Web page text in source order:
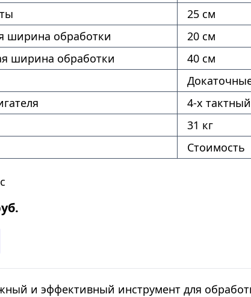
25 см
ширина обработки
20 см
ширина обработки
40 см
4-х тактный
31 кг
Стоимость
и эффективный инструмент для